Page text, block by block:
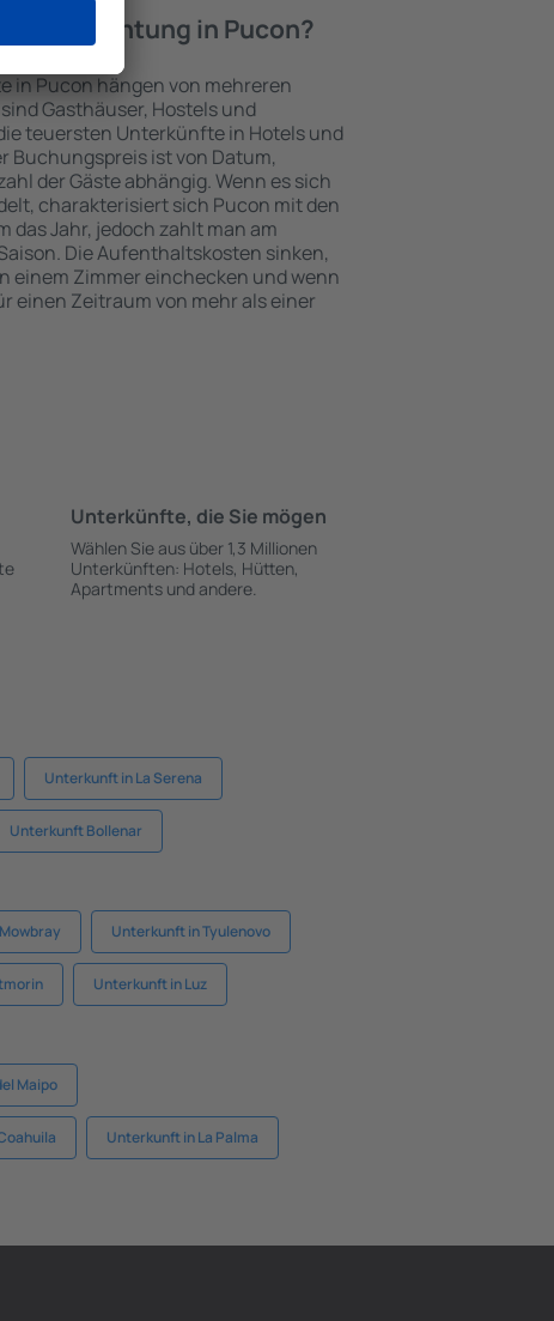
Übernachtung in Pucon?
in Pucon hängen von mehreren
Gasthäuser, Hostels und
teuersten Unterkünfte in Hotels und
Buchungspreis ist von Datum,
der Gäste abhängig. Wenn es sich
charakterisiert sich Pucon mit den
das Jahr, jedoch zahlt man am
Die Aufenthaltskosten sinken,
einem Zimmer einchecken und wenn
einen Zeitraum von mehr als einer
Unterkünfte, die Sie mögen
Wählen Sie aus über 1,3 Millionen
Unterkünften: Hotels, Hütten,
Apartments und andere.
Unterkunft in La Serena
Unterkunft Bollenar
Unterkunft in Tyulenovo
Unterkunft in Luz
Maipo
Unterkunft in La Palma